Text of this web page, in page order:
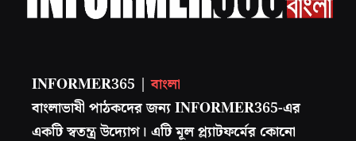
INFORMER365 |বাংলা
বাংলাভাষী পাঠকদের জন্য INFORMER365-এর
একটি স্বতন্ত্র উদ্যোগ। এটি মূল প্ল্যাটফর্মের কোনো